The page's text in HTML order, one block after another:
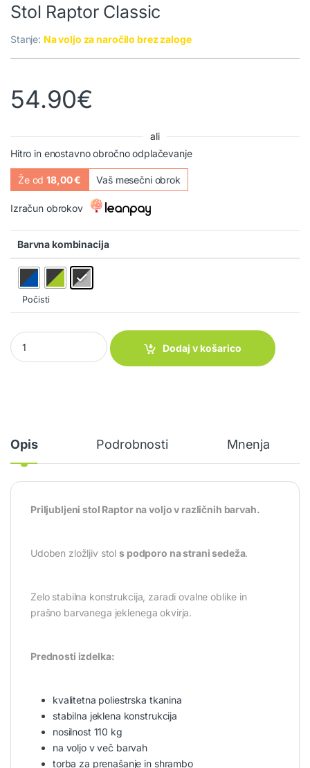
Stol Raptor Classic
Stanje: Na voljo za naročilo brez zaloge
54.90€
ali
Hitro in enostavno obročno odplačevanje
Že od18,00 € Vaš mesečni obrok
Izračun obrokov
Barvna kombinacija
Počisti
Stol Raptor Classic quantity
Dodaj v košarico
Opis Podrobnosti Mnenja
Priljubljeni stol Raptor na voljo v različnih barvah.
Udoben zložljiv stols podporo na strani sedeža.
Zelo stabilna konstrukcija, zaradi ovalne oblike in
prašno barvanega jeklenega okvirja.
Prednosti izdelka:
kvalitetna poliestrska tkanina
stabilna jeklena konstrukcija
nosilnost 110 kg
na voljo v več barvah
torba za prenašanje in shrambo